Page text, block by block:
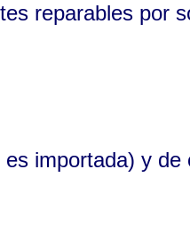
reparables por
importada) y de